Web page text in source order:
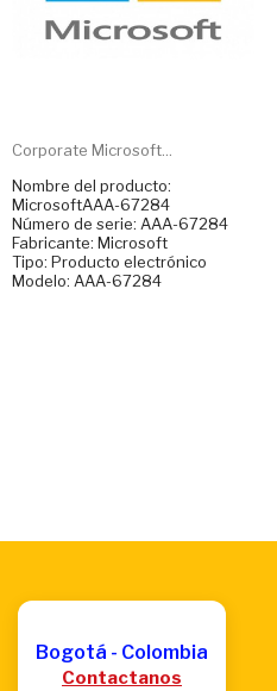
Corporate Microsoft...
Nombre del producto:
MicrosoftAAA-67284
Número de serie: AAA-67284
Fabricante: Microsoft
Tipo: Producto electrónico
Modelo: AAA-67284
Bogotá - Colombia
Contactanos